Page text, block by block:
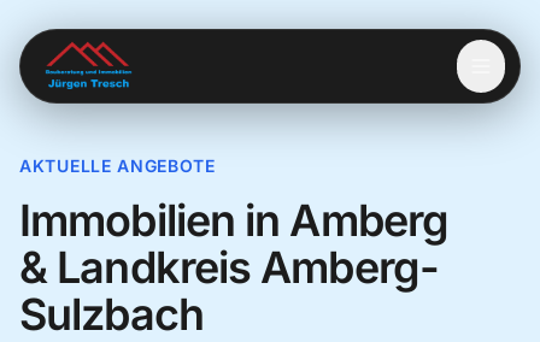
AKTUELLE ANGEBOTE
Immobilien in Amberg
& Landkreis Amberg-
Sulzbach